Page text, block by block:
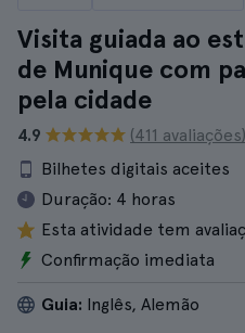
Visita guiada ao
de Munique com
pela cidade
4.9
(411 avaliações)
Bilhetes digitais aceites
Duração: 4 horas
Esta atividade tem
Confirmação imediata
Guia: Inglês, Alemão